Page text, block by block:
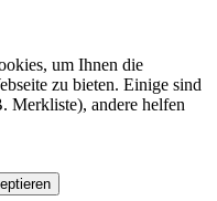
um Ihnen die
zu bieten. Einige sind
Merkliste), andere helfen